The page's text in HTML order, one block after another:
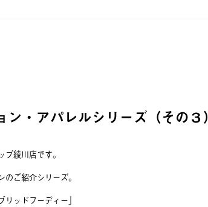
・アパレルシリーズ（その３）
綾川店です。
ご紹介シリーズ。
ッドフーディー」